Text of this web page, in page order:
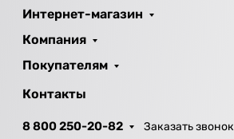
Интернет-магазин
Компания
Покупателям
Контакты
8 800 250-20-82 Заказать звонок